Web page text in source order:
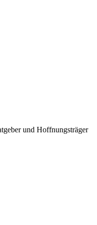
und Hoffnungsträger